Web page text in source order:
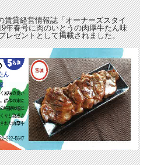
賃貸経営情報誌「オーナーズスタイ
年春号に肉のいとうの肉厚牛たん味
レゼントとして掲載されました。